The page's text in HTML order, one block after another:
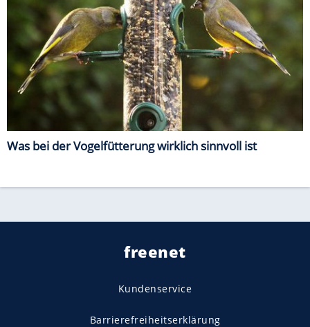
Was bei der Vogelfütterung wirklich sinnvoll ist
freenet
Kundenservice
Barrierefreiheitserklärung